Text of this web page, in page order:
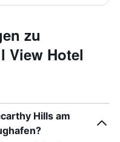
zu
View Hotel
Hills am